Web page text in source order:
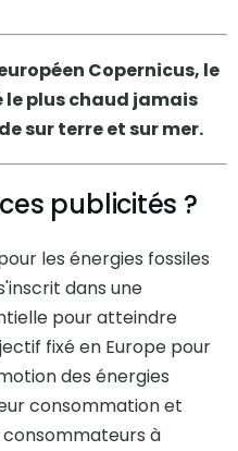
Copernicus, le
le plus chaud jamais
sur terre et sur mer.
publicités ?
les énergies fossiles
dans une
pour atteindre
fixé en Europe pour
des énergies
consommation et
à